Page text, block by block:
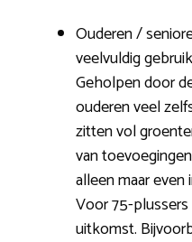
Ouderen /
veelvuldig
Geholpen door
ouderen veel
zitten vol
van
alleen maar
Voor 75-
uitkomst.